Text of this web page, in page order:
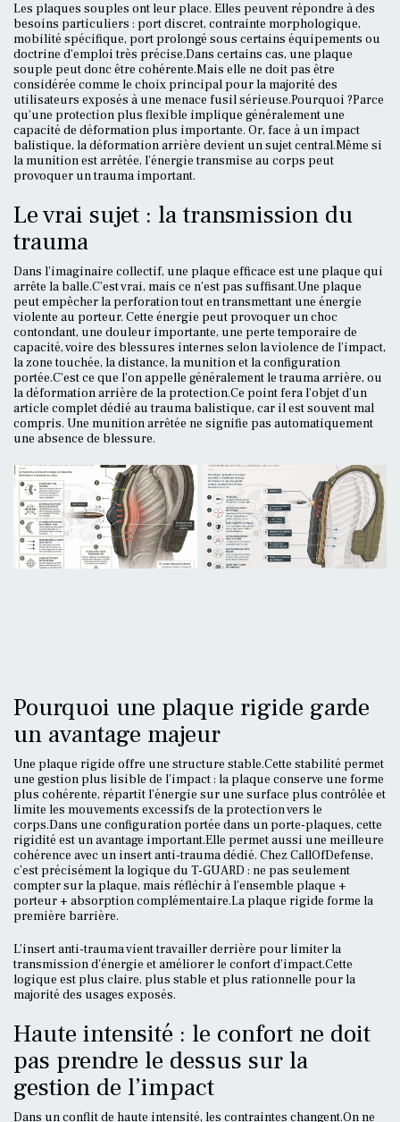
Les plaques souples ont leur place. Elles peuvent répondre à des
besoins particuliers : port discret, contrainte morphologique,
mobilité spécifique, port prolongé sous certains équipements ou
doctrine d’emploi très précise.Dans certains cas, une plaque
souple peut donc être cohérente.Mais elle ne doit pas être
considérée comme le choix principal pour la majorité des
utilisateurs exposés à une menace fusil sérieuse.Pourquoi ?Parce
qu’une protection plus flexible implique généralement une
capacité de déformation plus importante. Or, face à un impact
balistique, la déformation arrière devient un sujet central.Même si
la munition est arrêtée, l’énergie transmise au corps peut
provoquer un trauma important.
Le vrai sujet : la transmission du
trauma
Dans l’imaginaire collectif, une plaque efficace est une plaque qui
arrête la balle.C’est vrai, mais ce n’est pas suffisant.Une plaque
peut empêcher la perforation tout en transmettant une énergie
violente au porteur. Cette énergie peut provoquer un choc
contondant, une douleur importante, une perte temporaire de
capacité, voire des blessures internes selon la violence de l’impact,
la zone touchée, la distance, la munition et la configuration
portée.C’est ce que l’on appelle généralement le trauma arrière, ou
la déformation arrière de la protection.Ce point fera l’objet d’un
article complet dédié au trauma balistique, car il est souvent mal
compris. Une munition arrêtée ne signifie pas automatiquement
une absence de blessure.
Pourquoi une plaque rigide garde
un avantage majeur
Une plaque rigide offre une structure stable.Cette stabilité permet
une gestion plus lisible de l’impact : la plaque conserve une forme
plus cohérente, répartit l’énergie sur une surface plus contrôlée et
limite les mouvements excessifs de la protection vers le
corps.Dans une configuration portée dans un porte-plaques, cette
rigidité est un avantage important.Elle permet aussi une meilleure
cohérence avec un insert anti-trauma dédié. Chez CallOfDefense,
c’est précisément la logique du T-GUARD : ne pas seulement
compter sur la plaque, mais réfléchir à l’ensemble plaque +
porteur + absorption complémentaire.La plaque rigide forme la
première barrière.
L’insert anti-trauma vient travailler derrière pour limiter la
transmission d’énergie et améliorer le confort d’impact.Cette
logique est plus claire, plus stable et plus rationnelle pour la
majorité des usages exposés.
Haute intensité : le confort ne doit
pas prendre le dessus sur la
gestion de l’impact
Dans un conflit de haute intensité, les contraintes changent.On ne